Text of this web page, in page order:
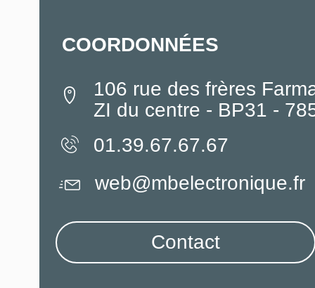
COORDONNÉES
106 rue des frères
ZI du centre - BP31 -
01.39.67.67.67
web@mbelectronique.fr
Contact